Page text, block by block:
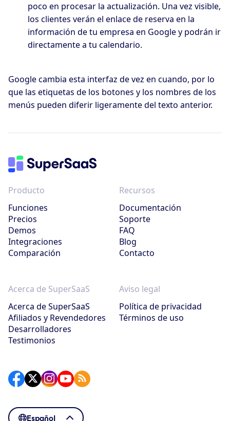
poco en procesar la actualización. Una vez visible,
los clientes verán el enlace de reserva en la
información de tu empresa en Google y podrán ir
directamente a tu calendario.
Google cambia esta interfaz de vez en cuando, por lo
que las etiquetas de los botones y los nombres de los
menús pueden diferir ligeramente del texto anterior.
Producto
Funciones
Precios
Demos
Integraciones
Comparación
Recursos
Documentación
Soporte
FAQ
Blog
Contacto
Acerca de SuperSaaS
Acerca de SuperSaaS
Afiliados y Revendedores
Desarrolladores
Testimonios
Aviso legal
Política de privacidad
Términos de uso
Español